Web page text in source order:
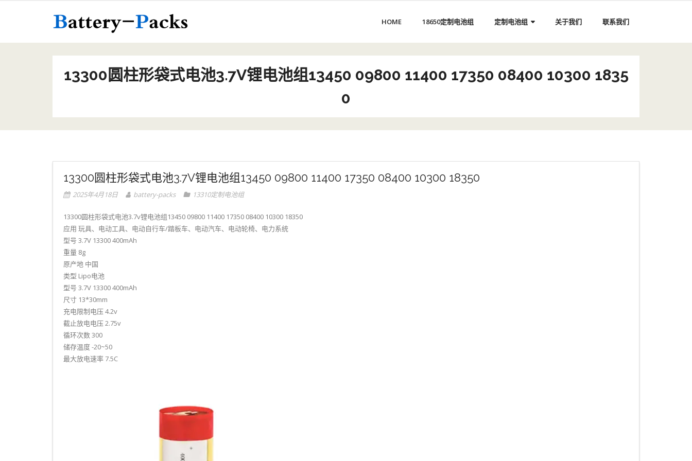
HOME 18650定制电池组 定制电池组 关于我们 联系我们
13300圆柱形袋式电池3.7V锂电池组13450 09800 11400 17350 08400 10300 1835
0
13300圆柱形袋式电池3.7V锂电池组13450 09800 11400 17350 08400 10300 18350
2025年4月18日 battery-packs 13310定制电池组
13300圆柱形袋式电池3.7v锂电池组13450 09800 11400 17350 08400 10300 18350
应用 玩具、电动工具、电动自行车/踏板车、电动汽车、电动轮椅、电力系统
型号 3.7V 13300 400mAh
重量 8g
原产地 中国
类型 Lipo电池
型号 3.7V 13300 400mAh
尺寸 13*30mm
充电限制电压 4.2v
截止放电电压 2.75v
循环次数 300
储存温度 -20~50
最大放电速率 7.5C